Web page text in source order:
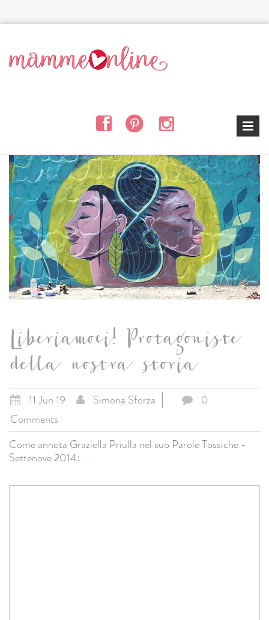
Liberiamoci! Protagoniste
della nostra storia
11 Jun 19 Simona Sforza
0
Comments
Come annota Graziella Priulla nel suo Parole Tossiche -
Settenove 2014: ...